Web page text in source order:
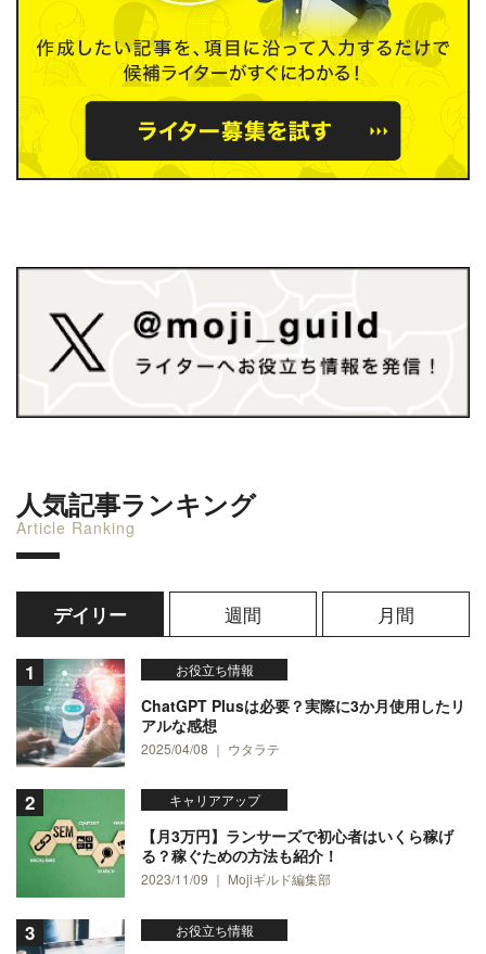
人気記事ランキング
Article Ranking
デイリー 週間 月間
お役立ち情報
ChatGPT Plusは必要？実際に3か月使用したリ
アルな感想
2025/04/08 ｜ ウタラテ
キャリアアップ
【月3万円】ランサーズで初心者はいくら稼げ
る？稼ぐための方法も紹介！
2023/11/09 ｜ Mojiギルド編集部
お役立ち情報